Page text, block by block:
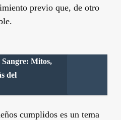
previo que, de otro
Mitos,
del
cumplidos es un tema